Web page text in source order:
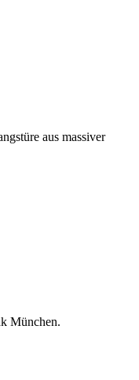
aus massiver
München.